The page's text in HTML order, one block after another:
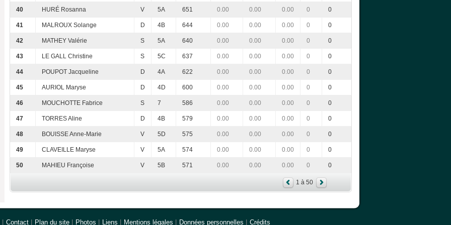
40 HURÉ Rosanna V 5A 651 0.00 0.00 0.00 0 0
41 MALROUX Solange D 4B 644 0.00 0.00 0.00 0 0
42 MATHEY Valérie S 5A 640 0.00 0.00 0.00 0 0
43 LE GALL Christine S 5C 637 0.00 0.00 0.00 0 0
44 POUPOT Jacqueline D 4A 622 0.00 0.00 0.00 0 0
45 AURIOL Maryse D 4D 600 0.00 0.00 0.00 0 0
46 MOUCHOTTE Fabrice S 7 586 0.00 0.00 0.00 0 0
47 TORRES Aline D 4B 579 0.00 0.00 0.00 0 0
48 BOUISSE Anne-Marie V 5D 575 0.00 0.00 0.00 0 0
49 CLAVEILLE Maryse V 5A 574 0.00 0.00 0.00 0 0
50 MAHIEU Françoise V 5B 571 0.00 0.00 0.00 0 0
1 à 50
Contact Plan du site Photos Liens Mentions légales Données personnelles Crédits